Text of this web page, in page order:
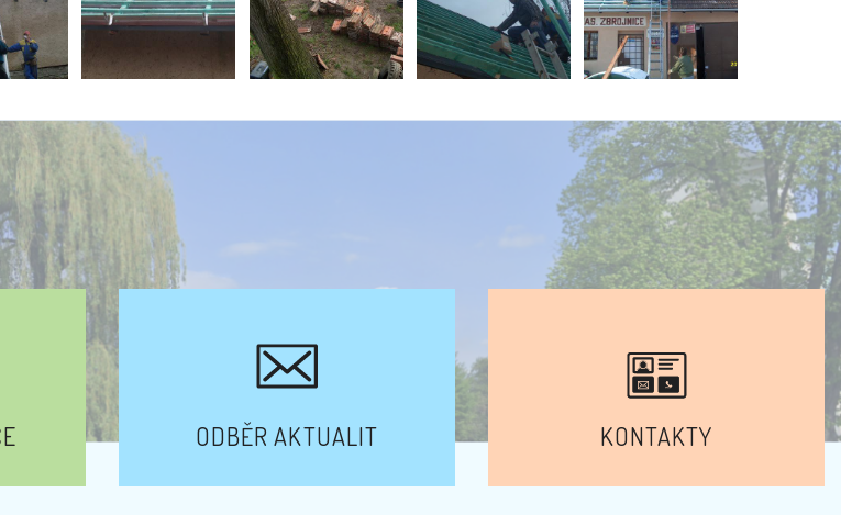
ODBĚR AKTUALIT KONTAKTY